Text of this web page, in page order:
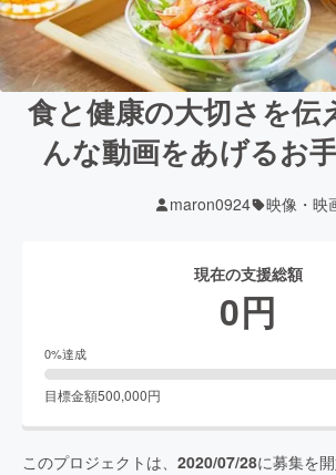
食と健康の大切さを伝
んな動画をあげるお
maron0924 映像・映
現在の支援総額
0円
0%達成
目標金額500,000円
このプロジェクトは、 2020/07/28に募集を開